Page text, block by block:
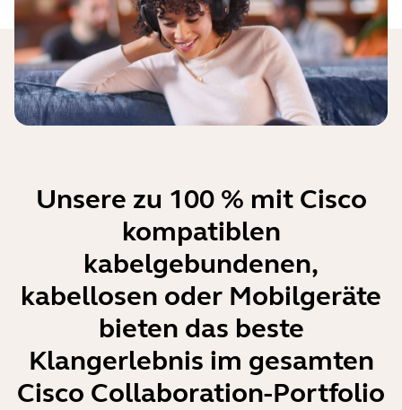
Unsere zu 100 % mit Cisco
kompatiblen
kabelgebundenen,
kabellosen oder Mobilgeräte
bieten das beste
Klangerlebnis im gesamten
Cisco Collaboration-Portfolio